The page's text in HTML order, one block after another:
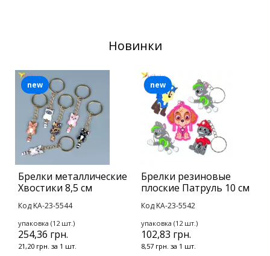
Новинки
Брелки металлические
Хвостики 8,5 см
Код KA-23-5544
упаковка (12 шт.)
254,36 грн.
21,20 грн. за 1 шт.
new
Брелки резиновые
плоские Патруль 10 см
Код KA-23-5542
упаковка (12 шт.)
102,83 грн.
8,57 грн. за 1 шт.
new